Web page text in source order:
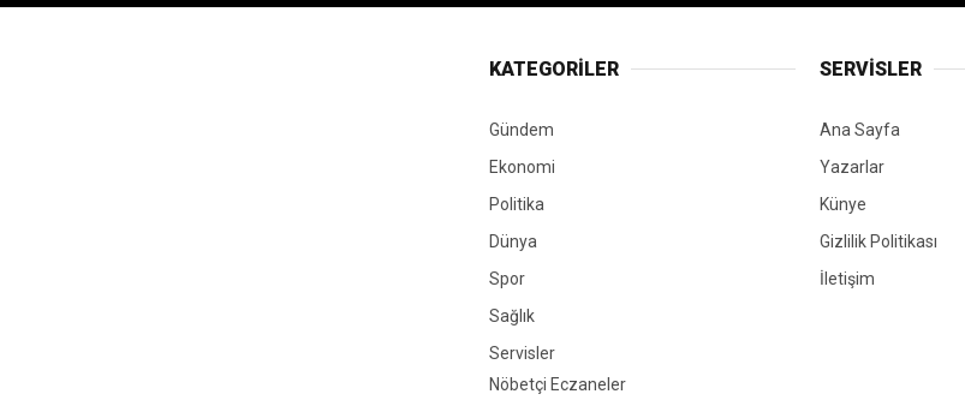
KATEGORİLER
Gündem
Ekonomi
Politika
Dünya
Spor
Sağlık
Servisler
Nöbetçi Eczaneler
SERVİSLER
Ana Sayfa
Yazarlar
Künye
Gizlilik Politikası
İletişim